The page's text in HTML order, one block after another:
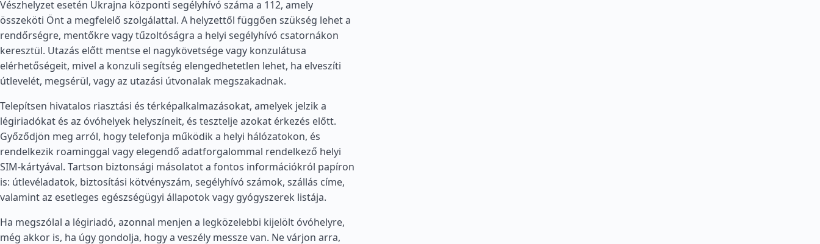
Vészhelyzet esetén Ukrajna központi segélyhívó száma a 112, amely
összeköti Önt a megfelelő szolgálattal. A helyzettől függően szükség lehet a
rendőrségre, mentőkre vagy tűzoltóságra a helyi segélyhívó csatornákon
keresztül. Utazás előtt mentse el nagykövetsége vagy konzulátusa
elérhetőségeit, mivel a konzuli segítség elengedhetetlen lehet, ha elveszíti
útlevelét, megsérül, vagy az utazási útvonalak megszakadnak.
Telepítsen hivatalos riasztási és térképalkalmazásokat, amelyek jelzik a
légiriadókat és az óvóhelyek helyszíneit, és tesztelje azokat érkezés előtt.
Győződjön meg arról, hogy telefonja működik a helyi hálózatokon, és
rendelkezik roaminggal vagy elegendő adatforgalommal rendelkező helyi
SIM-kártyával. Tartson biztonsági másolatot a fontos információkról papíron
is: útlevéladatok, biztosítási kötvényszám, segélyhívó számok, szállás címe,
valamint az esetleges egészségügyi állapotok vagy gyógyszerek listája.
Ha megszólal a légiriadó, azonnal menjen a legközelebbi kijelölt óvóhelyre,
még akkor is, ha úgy gondolja, hogy a veszély messze van. Ne várjon arra,